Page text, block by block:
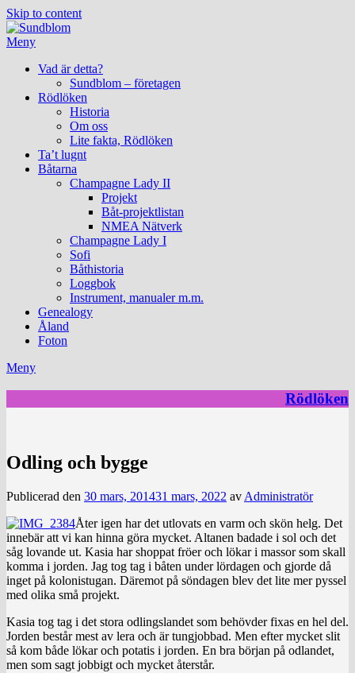
Skip to content
Meny
Vad är detta?
Sundblom – företagen
Rödlöken
Historia
Om oss
Lite fakta, Rödlöken
Ta’t lugnt
Båtarna
Champagne Lady II
Projekt
Båt-projektlistan
NMEA Nätverk
Champagne Lady I
Sofi
Båthistoria
Loggbok
Instrument, manualer m.m.
Genealogy
Åland
Foton
Meny
Rödlöken
Odling och bygge
Publicerad den 30 mars, 201431 mars, 2022 av Administratör
Åter igen har det utlovats en varm och skön helg. Det
innebär att vi kan hinna göra mycket. Altanen badade i sol och det
såg lovande ut. Kasia har shoppat fröer och lökar i massor som skall
komma i jorden. Jag tog tag i båten under lördagen och gjorde då
inget på kolonistugan. Däremot på söndagen blev det lite mer pyssel
med olika små projekt.
Kasia tog tag i det stora odlingslandet som behövder fixas en hel del.
Jorden består mest av lera och är tungjobbad. Men efter mycket slit
så kom både lökar och potatis i jorden. En bra början på odlandet,
men som sagt jobbigt och mycket återstår.